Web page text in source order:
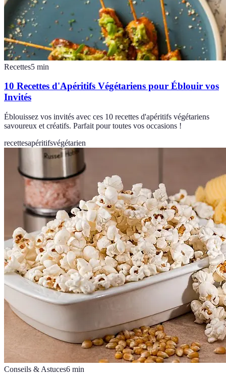
Recettes5 min
10 Recettes d'Apéritifs Végétariens pour Éblouir vos
Invités
Éblouissez vos invités avec ces 10 recettes d'apéritifs végétariens
savoureux et créatifs. Parfait pour toutes vos occasions !
recettesapéritifsvégétarien
Conseils & Astuces6 min